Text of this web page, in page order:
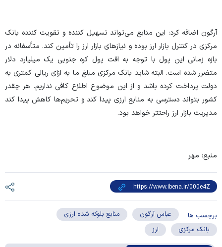
آرگون اضافه کرد: این منابع می‌تواند تسهیل کننده و تقویت کننده بانک
مرکزی در کنترل بازار ارز بوده و نیاز‌های بازار ارز را تأمین کند. متأسفانه در
بازه زمانی این پول با توجه به افت پول کره جنوبی یک میلیارد دلار
متضرر شده است. البته شاید بانک مرکزی مبلغ ما به ازای ریالی کمتری به
دولت پرداخت کرده باشد و از این موضوع اطلاع کافی نداریم. هر چقدر
کشور بتواند دسترسی به منابع ارزی پیدا کند و تحریم‌ها کاهش پیدا کند
مدیریت بازار ارز راحتتر خواهد بود.
منبع: مهر
برچسب ها: عباس آرگون
منابع بلوکه شده ارزی
بانک مرکزی
ارز